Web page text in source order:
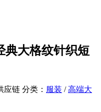
典大格纹针织短
应链 分类： 服装 /高端大